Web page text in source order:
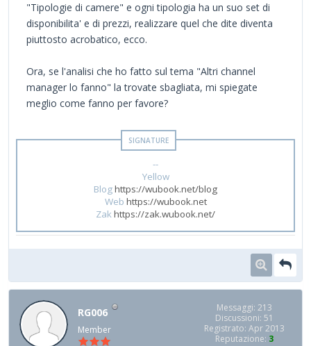
"Tipologie di camere" e ogni tipologia ha un suo set di
disponibilita' e di prezzi, realizzare quel che dite diventa
piuttosto acrobatico, ecco.
Ora, se l'analisi che ho fatto sul tema "Altri channel
manager lo fanno" la trovate sbagliata, mi spiegate
meglio come fanno per favore?
--
Yellow
Bloghttps://wubook.net/blog
Web https://wubook.net
Zakhttps://zak.wubook.net/
RG006
Member
Messaggi: 213
Discussioni: 51
Registrato: Apr 2013
Reputazione: 3